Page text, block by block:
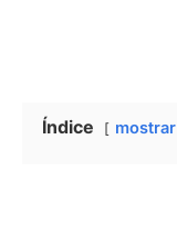
Índice mostrar